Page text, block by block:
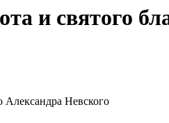
и святого
Александра Невского